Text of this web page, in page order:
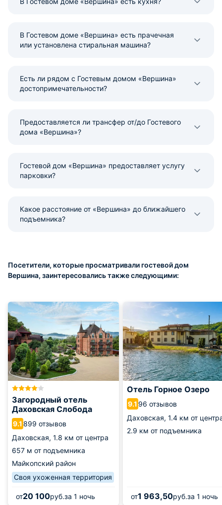
В Гостевом доме «Вершина» есть прачечная
или установлена стиральная машина?
Есть ли рядом с Гостевым домом «Вершина»
достопримечательности?
Предоставляется ли трансфер от/до Гостевого
дома «Вершина»?
Гостевой дом «Вершина» предоставляет услугу
парковки?
Какое расстояние от «Вершина» до ближайшего
подъемника?
Посетители, которые просматривали гостевой дом
Вершина, заинтересовались также следующими:
Загородный отель
Даховская Слобода
9.1899 отзывов
Даховская, 1.8 км от центра
657 м от подъемника
Майкопский район
Своя ухоженная территория
от20 100руб.за 1 ночь
Отель Горное Озеро
9.1 96 отзывов
Даховская, 1.4 км от
2.9 км от подъемника
от1 963,50руб.за 1 ночь